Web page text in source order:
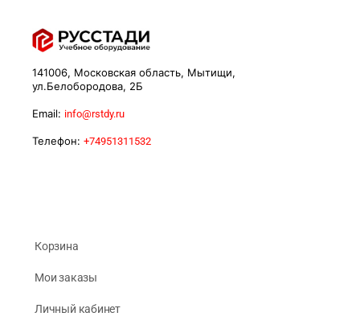
141006, Московская область, Мытищи,
ул.Белобородова, 2Б
Email: info@rstdy.ru
Телефон: +74951311532
Корзина
Мои заказы
Личный кабинет